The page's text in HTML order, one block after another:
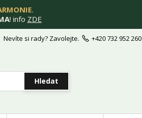
.
! info ZDE
Hledat
Nevíte si rady? Zavolejte. +420 732 952 260